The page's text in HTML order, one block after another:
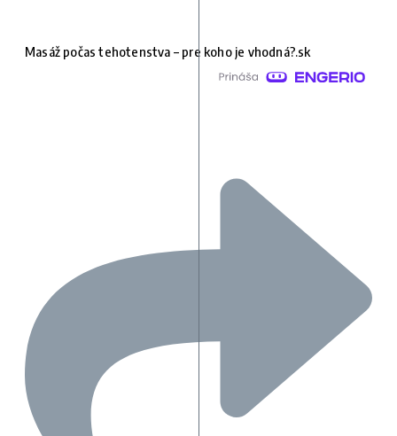
Masáž počas tehotenstva – pre koho je vhodná?.sk